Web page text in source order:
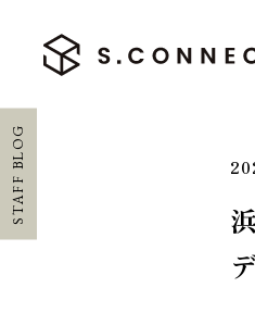
HOME
STAFF BLOG